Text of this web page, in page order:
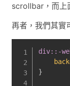
scrollbar，而上
再者，我們其實
div::-
}